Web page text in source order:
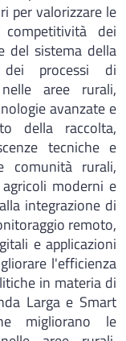
per valorizzare le
dei
del sistema della
dei processi di
aree rurali,
avanzate e
della raccolta,
tecniche e
comunità rurali,
moderni e
integrazione di
remoto,
e applicazioni
l'efficienza
in materia di
Larga e Smart
migliorano le